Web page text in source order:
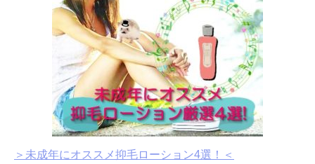
＞未成年にオススメ抑毛ローション4選！＜